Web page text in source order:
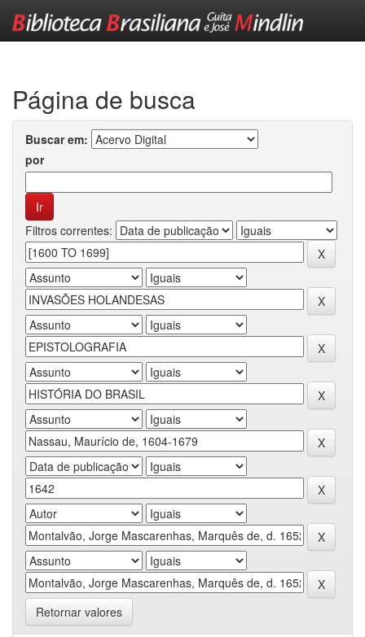
Página de busca
Buscar em:
por
Filtros correntes:
Retornar valores